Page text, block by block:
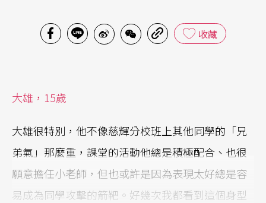
收藏
大雄，15歲
大雄很特別，他不像慈輝分校班上其他同學的「兄
弟氣」那麼重，課堂的活動他總是積極配合、也很
願意擔任小老師，但也或許是因為表現太好總是容
易成為同學攻擊的箭靶。好幾次我都看到這個身型